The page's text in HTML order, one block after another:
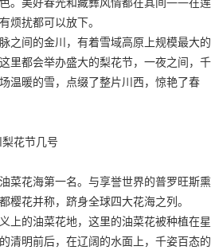
烦扰都可以放下。
之间的金川，有着雪域高原上规模最大的
里都会举办盛大的梨花节，一夜之间，千
温暖的雪，点缀了整片川西，惊艳了春
花节几号
菜花海第一名。与享誉世界的普罗旺斯熏
樱花并称，跻身全球四大花海之列。
上的油菜花地，这里的油菜花被种植在星
清明前后，在辽阔的水面上，千姿百态的